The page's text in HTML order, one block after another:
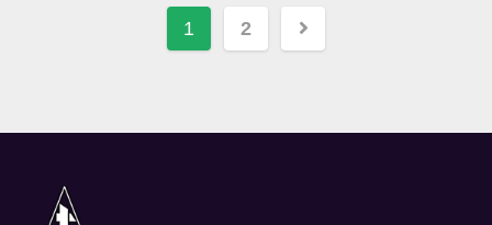
Posts
1 2